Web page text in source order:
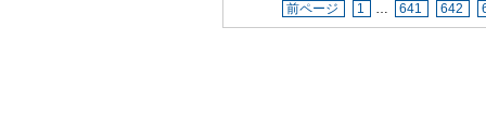
前ページ 1 … 641 642